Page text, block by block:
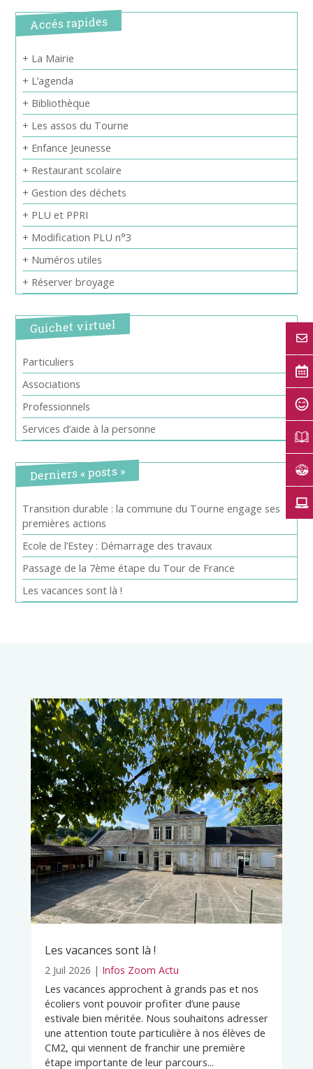
Accés rapides
+ La Mairie
+ L’agenda
+ Bibliothèque
+ Les assos du Tourne
+ Enfance Jeunesse
+ Restaurant scolaire
+ Gestion des déchets
+ PLU et PPRI
+ Modification PLU n°3
+ Numéros utiles
+ Réserver broyage
Guichet virtuel
Particuliers
Associations
Professionnels
Services d’aide à la personne
Derniers « posts »
Transition durable : la commune du Tourne engage ses
premières actions
Ecole de l’Estey : Démarrage des travaux
Passage de la 7ème étape du Tour de France
Les vacances sont là !
Les vacances sont là !
2 Juil 2026 | Infos Zoom Actu
Les vacances approchent à grands pas et nos
écoliers vont pouvoir profiter d’une pause
estivale bien méritée. Nous souhaitons adresser
une attention toute particulière à nos élèves de
CM2, qui viennent de franchir une première
étape importante de leur parcours...